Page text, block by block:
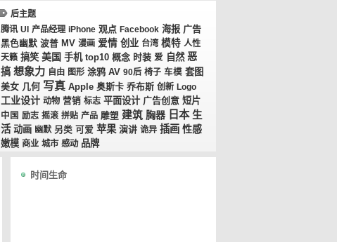
后主题
腾讯 UI 产品经理 iPhone 观点 Facebook 海报 广告
黑色幽默 波普 MV 漫画 爱情 创业 台湾 模特 人性
天籁 搞笑 美国 手机 top10 概念 时装 爱 自然 恶
搞 想象力 自由 图形 涂鸦 AV 90后 椅子 车模 套图
美女 几何 写真 Apple 奥斯卡 乔布斯 创新 Logo
工业设计 动物 营销 标志 平面设计 广告创意 短片
中国 励志 摇滚 拼贴 产品 雕塑 建筑 胸器 日本 生
活 动画 幽默 另类 可爱 苹果 演讲 诡异 插画 性感
嫩模 商业 城市 感动 品牌
时间生命